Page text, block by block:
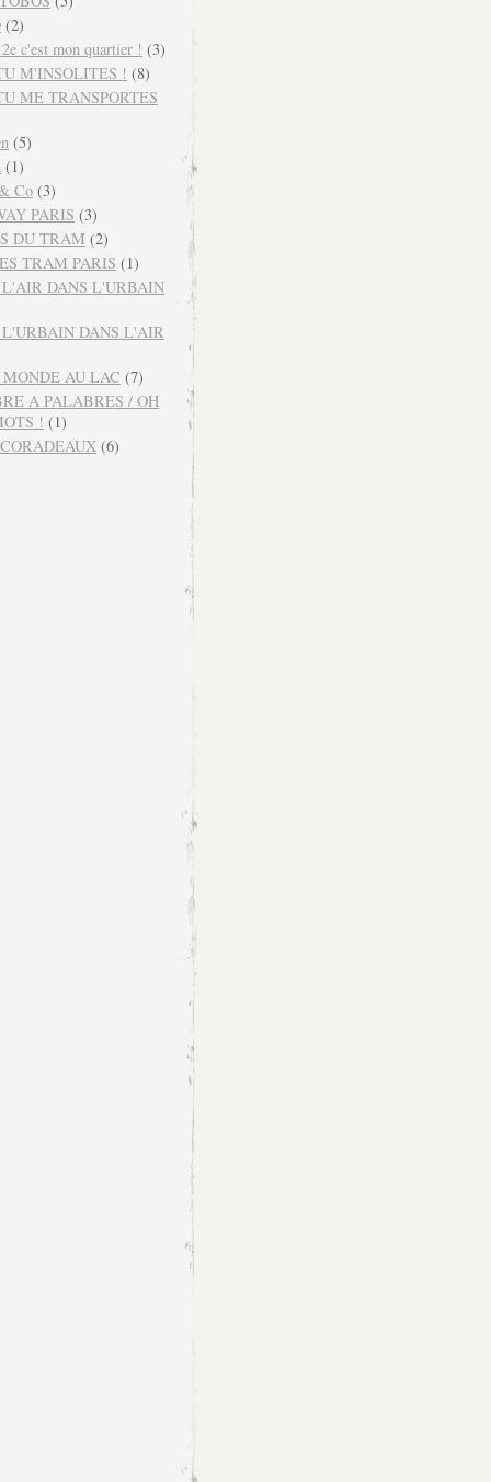
(2)
c'est mon quartier ! (3)
M'INSOLITES ! (8)
ME TRANSPORTES
(5)
(1)
Co (3)
PARIS (3)
DU TRAM (2)
TRAM PARIS (1)
DANS L'URBAIN
DANS L'AIR
AU LAC (7)
A PALABRES / OH
! (1)
(6)